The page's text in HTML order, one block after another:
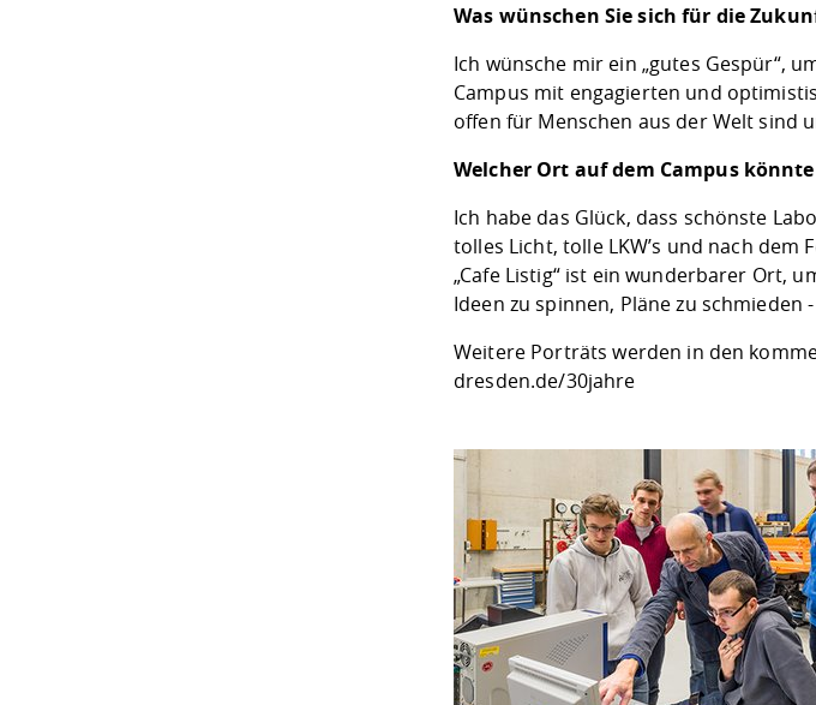
Was wünschen Sie sich für die
Ich wünsche mir ein „gutes Gespür“,
Campus mit engagierten und
offen für Menschen aus der Welt sind
Welcher Ort auf dem Campus
Ich habe das Glück, dass schönste
tolles Licht, tolle LKW’s und nach
„Cafe Listig“ ist ein wunderbarer Ort,
Ideen zu spinnen, Pläne zu schmieden
Weitere Porträts werden in den
dresden.de/30jahre